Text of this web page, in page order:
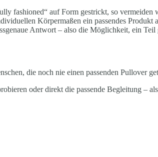
fashioned“ auf Form gestrickt, so
Körpermaßen ein passendes
Antwort – also die Möglichkeit, ein Teil
die noch nie einen passenden Pullover
oder direkt die passende Begleitung –